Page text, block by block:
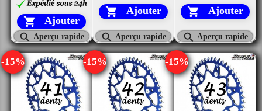
 Ajouter
 Aperçu rapide
 Ajouter
 Aperçu rapide
 Ajouter
 Aperçu rapide
-15% -15% -15%